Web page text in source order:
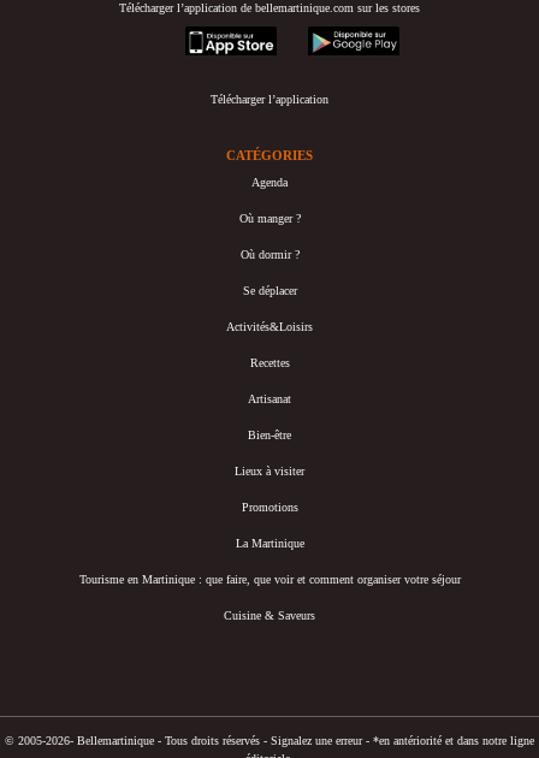
Télécharger l’application de bellemartinique.com sur les stores
appstore
googleplay
Télécharger l’application
CATÉGORIES
Agenda
Où manger ?
Où dormir ?
Se déplacer
Activités&Loisirs
Recettes
Artisanat
Bien-être
Lieux à visiter
Promotions
La Martinique
Tourisme en Martinique : que faire, que voir et comment organiser votre séjour
Cuisine & Saveurs
© 2005-2026- Bellemartinique - Tous droits réservés - Signalez une erreur - *en antériorité et dans notre ligne